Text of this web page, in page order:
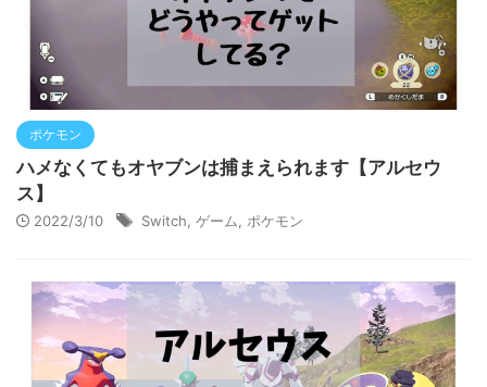
ポケモン
ハメなくてもオヤブンは捕まえられます【アルセウ
ス】
2022/3/10 Switch, ゲーム, ポケモン